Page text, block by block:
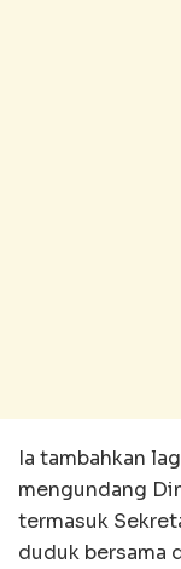
Ia tambahkan
mengundang
termasuk
duduk bersama